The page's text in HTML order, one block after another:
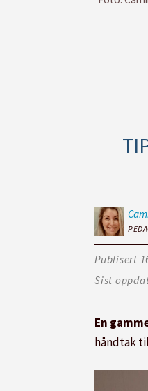
Publisert
Sist
En
håndtak